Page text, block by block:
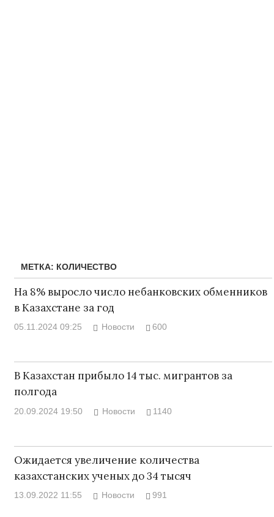
МЕТКА: КОЛИЧЕСТВО
На 8% выросло число небанковских обменников
в Казахстане за год
05.11.2024 09:25 Новости 600
В Казахстан прибыло 14 тыс. мигрантов за
полгода
20.09.2024 19:50 Новости 1140
Ожидается увеличение количества
казахстанских ученых до 34 тысяч
13.09.2022 11:55 Новости 991